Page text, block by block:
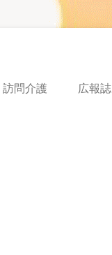
訪問介護 広報誌